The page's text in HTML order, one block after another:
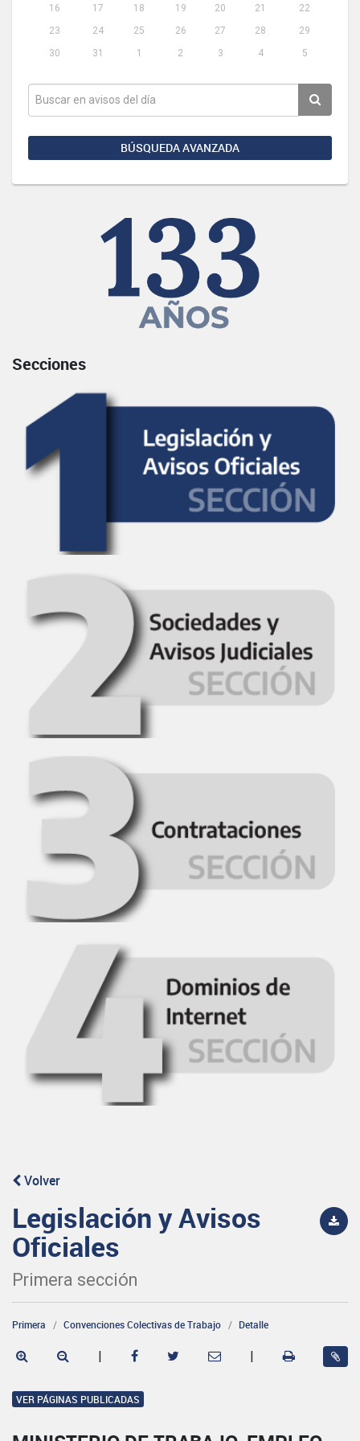
16
17 18 19 20 21
22
23
24 25 26 27 28
29
30
31 1 2 3 4 5
BÚSQUEDA AVANZADA
Secciones
Volver
Legislación y Avisos
Oficiales
Primera sección
Primera Convenciones Colectivas de Trabajo Detalle
| |
VER PÁGINAS PUBLICADAS